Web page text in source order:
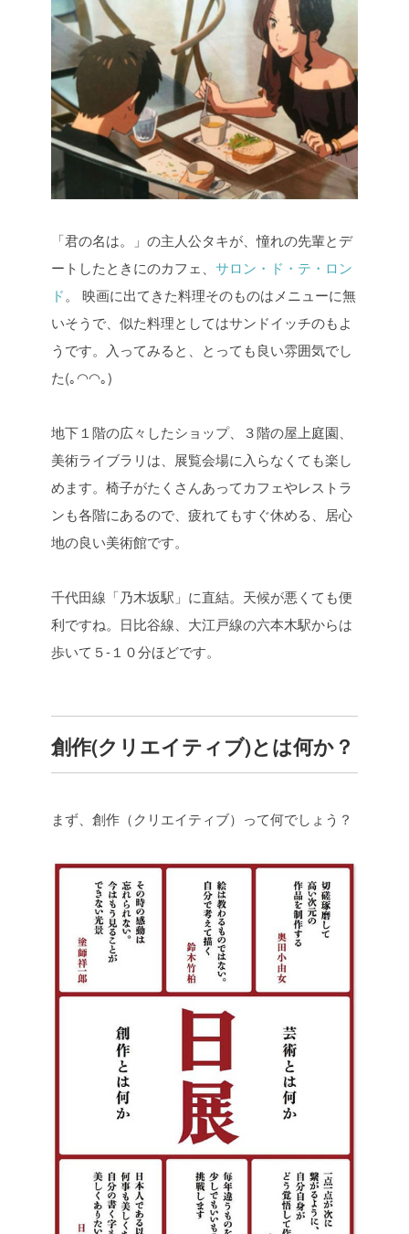
「君の名は。」の主人公タキが、憧れの先輩とデ
ートしたときにのカフェ、 サロン・ド・テ・ロン
ド。 映画に出てきた料理そのものはメニューに無
いそうで、似た料理としてはサンドイッチのもよ
うです。入ってみると、とっても良い雰囲気でし
た(｡◠◠｡)
地下１階の広々したショップ、３階の屋上庭園、
美術ライブラリは、展覧会場に入らなくても楽し
めます。椅子がたくさんあってカフェやレストラ
ンも各階にあるので、疲れてもすぐ休める、居心
地の良い美術館です。
千代田線「乃木坂駅」に直結。天候が悪くても便
利ですね。日比谷線、大江戸線の六本木駅からは
歩いて５-１０分ほどです。
創作(クリエイティブ)とは何か？
まず、創作（クリエイティブ）って何でしょう？